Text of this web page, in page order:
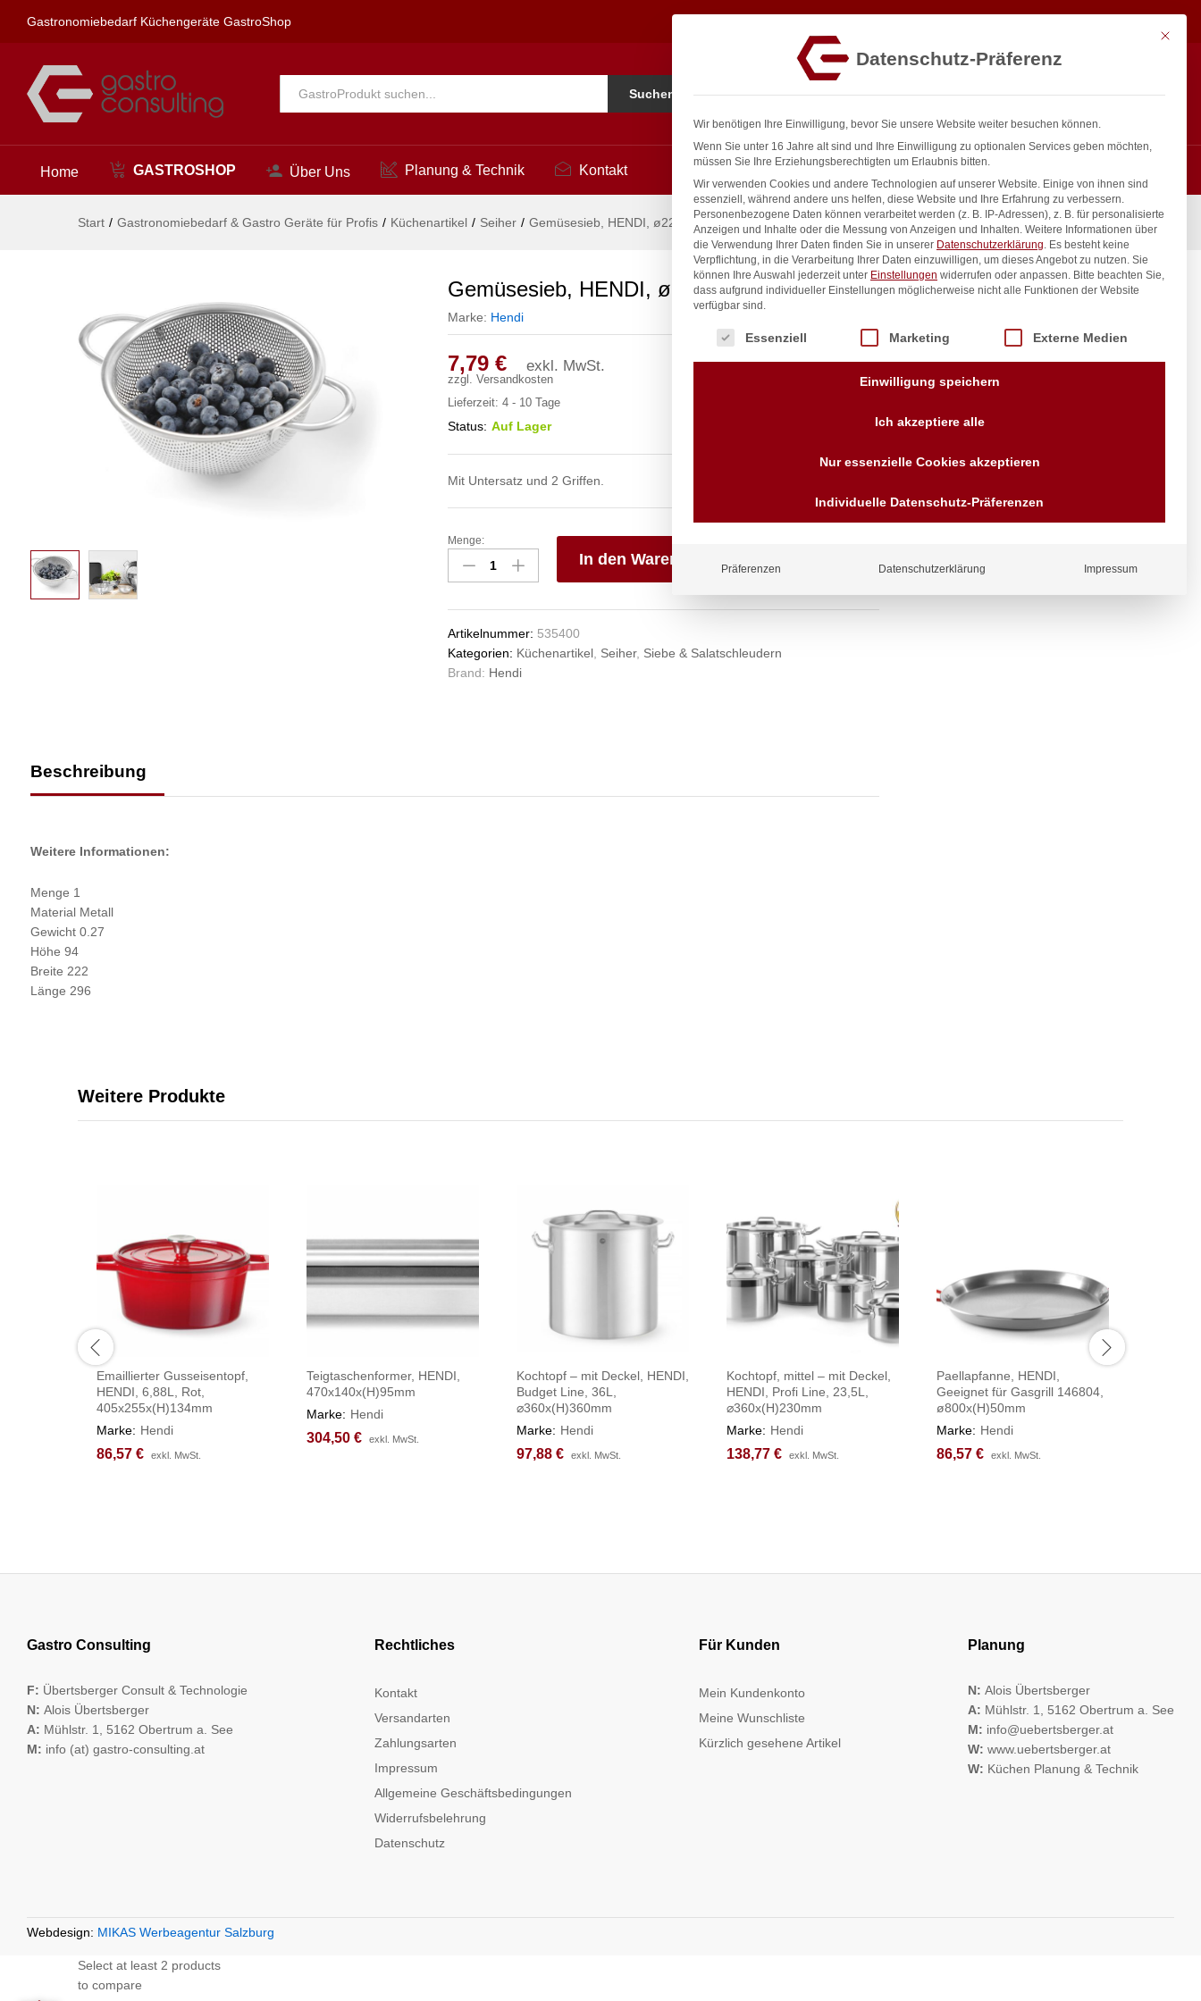
Gastronomiebedarf Küchengeräte GastroShop
Alle Suchen
Home GASTROSHOP Über Uns Planung & Technik Kontakt
Start / Gastronomiebedarf & Gastro Geräte für Profis / Küchenartikel / Seiher / Gemüsesieb, HENDI, ø225x(H)90mm
Gemüsesieb, HENDI, ø225x(H)90mm
Marke: Hendi
7,79 € exkl. MwSt.
zzgl. Versandkosten
Lieferzeit: 4 - 10 Tage
Status: Auf Lager
Mit Untersatz und 2 Griffen.
Gemüsesieb,
HENDI,
ø225x(H)90mm
Menge:
In den Warenkorb
Artikelnummer: 535400
Kategorien: Küchenartikel, Seiher, Siebe & Salatschleudern
Brand: Hendi
Beschreibung
Weitere Informationen:
Menge 1
Material Metall
Gewicht 0.27
Höhe 94
Breite 222
Länge 296
inkl. / exkl. MwSt.
Anfragen
Wir sind seit über 40 Jahren
für Sie da
Vorrauskasse Paypal,
Kreditkarte, Direkt
Weitere Produkte
Emaillierter Gusseisentopf,
HENDI, 6,88L, Rot,
405x255x(H)134mm
Marke: Hendi
86,57 € exkl. MwSt.
86,57 € exkl. MwSt.
Teigtaschenformer, HENDI,
470x140x(H)95mm
Marke: Hendi
304,50 € exkl. MwSt.
304,50 € exkl. MwSt.
Kochtopf – mit Deckel, HENDI,
Budget Line, 36L,
⌀360x(H)360mm
Marke: Hendi
97,88 € exkl. MwSt.
97,88 € exkl. MwSt.
Kochtopf, mittel – mit Deckel,
HENDI, Profi Line, 23,5L,
⌀360x(H)230mm
Marke: Hendi
138,77 € exkl. MwSt.
138,77 € exkl. MwSt.
Paellapfanne, HENDI,
Geeignet für Gasgrill 146804,
ø800x(H)50mm
Marke: Hendi
86,57 € exkl. MwSt.
86,57 € exkl. MwSt.
Gastro Consulting
F: Übertsberger Consult & Technologie
N: Alois Übertsberger
A: Mühlstr. 1, 5162 Obertrum a. See
M: info (at) gastro-consulting.at
Rechtliches
Kontakt
Versandarten
Zahlungsarten
Impressum
Allgemeine Geschäftsbedingungen
Widerrufsbelehrung
Datenschutz
Für Kunden
Mein Kundenkonto
Meine Wunschliste
Kürzlich gesehene Artikel
Planung
N: Alois Übertsberger
A: Mühlstr. 1, 5162 Obertrum a. See
M: info@uebertsberger.at
W: www.uebertsberger.at
W: Küchen Planung & Technik
Webdesign: MIKAS Werbeagentur Salzburg
Beschreibung
7,79€ exkl. MwSt. In den Warenkorb
Mit
Datenschutz-Präferenz
Wir benötigen Ihre Einwilligung, bevor Sie unsere Website weiter besuchen können.
Wenn Sie unter 16 Jahre alt sind und Ihre Einwilligung zu optionalen Services geben möchten,
müssen Sie Ihre Erziehungsberechtigten um Erlaubnis bitten.
Wir verwenden Cookies und andere Technologien auf unserer Website. Einige von ihnen sind
essenziell, während andere uns helfen, diese Website und Ihre Erfahrung zu verbessern.
Personenbezogene Daten können verarbeitet werden (z. B. IP-Adressen), z. B. für personalisierte
Anzeigen und Inhalte oder die Messung von Anzeigen und Inhalten. Weitere Informationen über
die Verwendung Ihrer Daten finden Sie in unserer Datenschutzerklärung. Es besteht keine
Verpflichtung, in die Verarbeitung Ihrer Daten einzuwilligen, um dieses Angebot zu nutzen. Sie
können Ihre Auswahl jederzeit unter Einstellungen widerrufen oder anpassen. Bitte beachten Sie,
dass aufgrund individueller Einstellungen möglicherweise nicht alle Funktionen der Website
verfügbar sind.
Es folgt eine Liste der Service-Gruppen, für die eine Einwilligung erteilt werden kann.
Essenziell Marketing Externe Medien
Einwilligung speichern
Ich akzeptiere alle
Nur essenzielle Cookies akzeptieren
Individuelle Datenschutz-Präferenzen
Präferenzen Datenschutzerklärung Impressum
Select at least 2 products
to compare